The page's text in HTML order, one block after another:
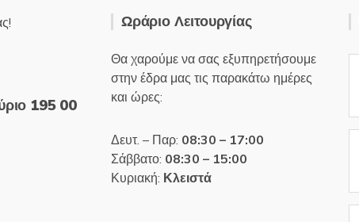
195 00
Ωράριο Λειτουργίας
Θα χαρούμε να σας εξυπηρετήσουμε
στην έδρα μας τις παρακάτω ημέρες
και ώρες:
Δευτ. – Παρ: 08:30 – 17:00
Σάββατο: 08:30 – 15:00
Κυριακή: Κλειστά